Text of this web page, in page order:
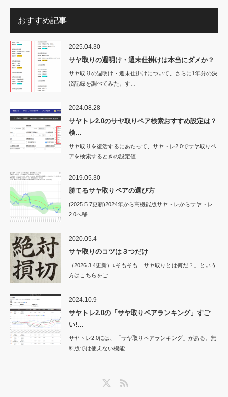
おすすめ記事
2025.04.30
サヤ取りの週明け・週末仕掛けは本当にダメか？
サヤ取りの週明け・週末仕掛けについて、さらに1年分の決
済記録を調べてみた。す…
2024.08.28
サヤトレ2.0のサヤ取りペア検索おすすめ設定は？
検…
サヤ取りを復活するにあたって、サヤトレ2.0でサヤ取りペ
アを検索するときの設定値…
2019.05.30
勝てるサヤ取りペアの選び方
(2025.5.7更新)2024年から高機能版サヤトレからサヤトレ
2.0へ移…
2020.05.4
サヤ取りのコツは３つだけ
（2026.3.4更新）↓そもそも「サヤ取りとは何だ？」という
方はこちらをご…
2024.10.9
サヤトレ2.0の「サヤ取りペアランキング」すご
い!…
サヤトレ2.0には、「サヤ取りペアランキング」がある。無
料版では使えない機能…